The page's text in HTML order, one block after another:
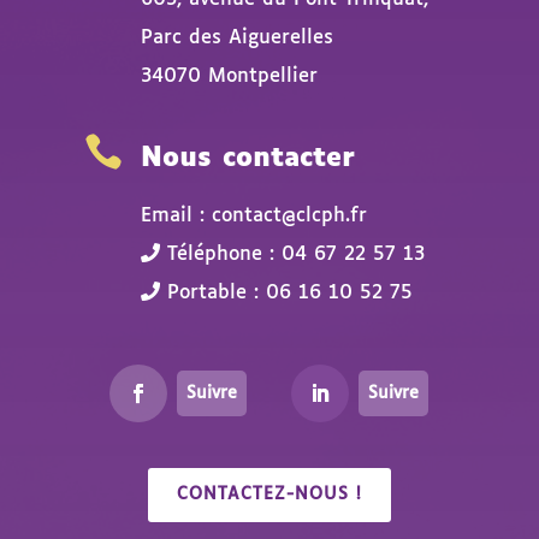
Parc des Aiguerelles
34070 Montpellier
 Nous contacter
Email : contact@clcph.fr
Téléphone : 04 67 22 57 13
Portable : 06 16 10 52 75
Suivre Suivre
CONTACTEZ-NOUS !